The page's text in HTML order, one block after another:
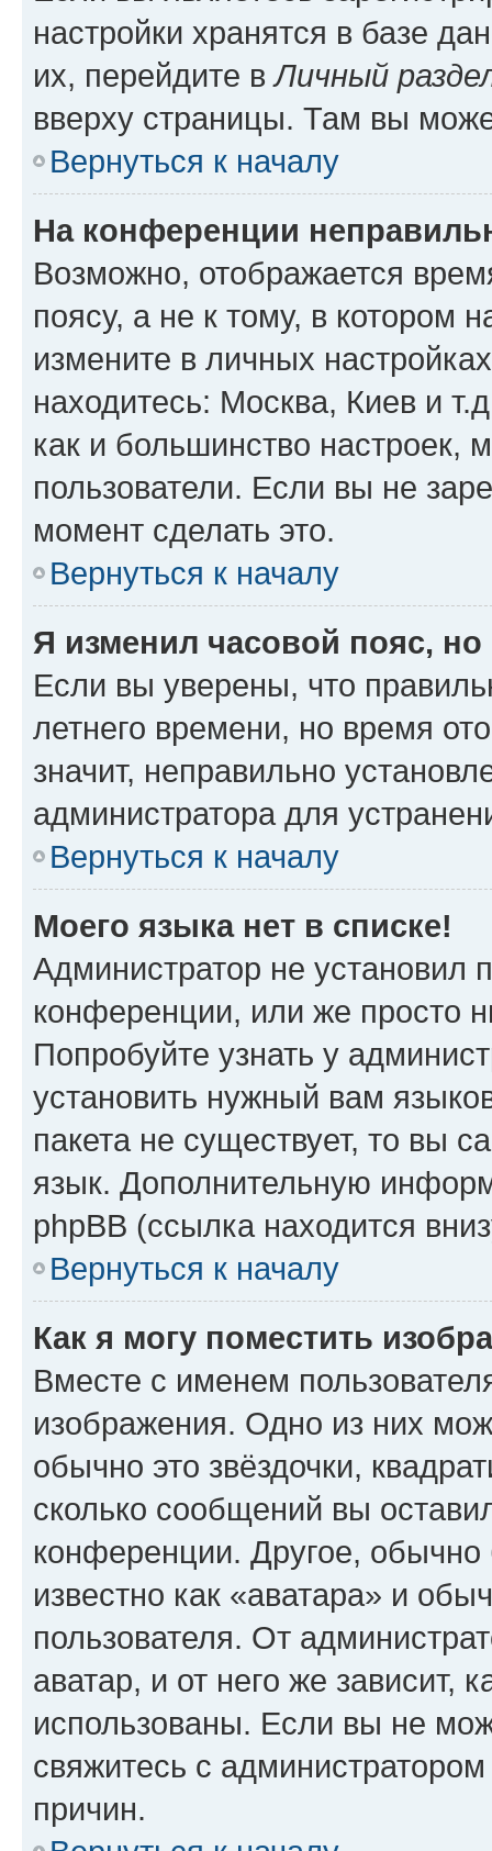
настройки хранятся в базе
их, перейдите вЛичный
вверху страницы. Там вы
Вернуться к началу
На конференции
Возможно, отображается
поясу, а не к тому, в котором
измените в личных
находитесь: Москва, Киев и
как и большинство настроек,
пользователи. Если вы не
момент сделать это.
Вернуться к началу
Я изменил часовой пояс,
Если вы уверены, что
летнего времени, но время
значит, неправильно
администратора для
Вернуться к началу
Моего языка нет в списке!
Администратор не установил
конференции, или же просто
Попробуйте узнать у
установить нужный вам
пакета не существует, то вы
язык. Дополнительную
phpBB (ссылка находится
Вернуться к началу
Как я могу поместить
Вместе с именем
изображения. Одно из них
обычно это звёздочки,
сколько сообщений вы
конференции. Другое,
известно как «аватара» и
пользователя. От
аватар, и от него же зависит,
использованы. Если вы не
свяжитесь с
причин.